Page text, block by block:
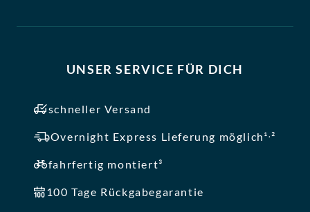
UNSER SERVICE FÜR DICH
schneller Versand
Overnight Express Lieferung möglich¹ ,²
fahrfertig montiert³
100 Tage Rückgabegarantie